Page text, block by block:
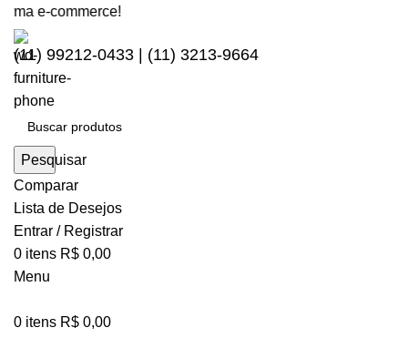
(11) 99212-0433 | (11) 3213-9664
Pesquisar
Comparar
Lista de Desejos
Entrar / Registrar
0 itens R$ 0,00
Menu
0 itens R$ 0,00